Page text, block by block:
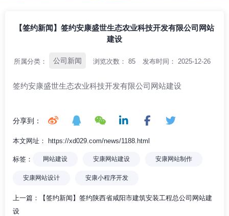
【签约新闻】签约安康盛世生态农业科技开发有限公司网站
建设
所属分类： 公司新闻 浏览次数： 85 发布时间： 2025-12-26
签约安康盛世生态农业科技开发有限公司网站建设
分享到：
本文网址： https://xd029.com/news/1188.html
标签： 网站建设 安康网站建设 安康网站制作
安康网站设计 安康小程序开发
上一篇：
【签约新闻】签约陕西省咸阳市建筑安装工程总公司网站建
设